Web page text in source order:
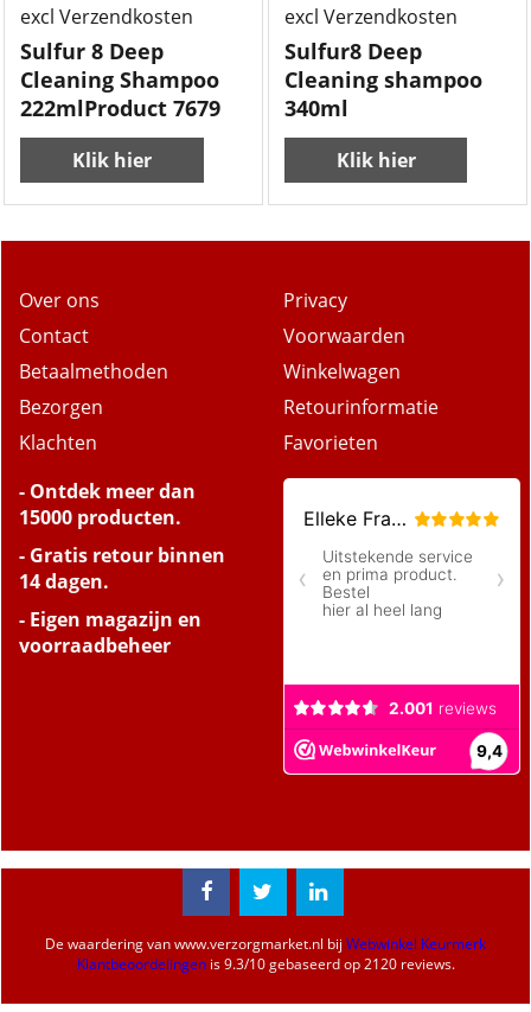
excl Verzendkosten
Sulfur 8 Deep
Cleaning Shampoo
222mlProduct 7679
Klik hier
excl Verzendkosten
Sulfur8 Deep
Cleaning shampoo
340ml
Klik hier
Over ons
Contact
Betaalmethoden
Bezorgen
Klachten
Privacy
Voorwaarden
Winkelwagen
Retourinformatie
Favorieten
- Ontdek meer dan
15000 producten.
- Gratis retour binnen
14 dagen.
- Eigen magazijn en
voorraadbeheer
De waardering vanwww.verzorgmarket.nl bij Webwinkel Keurmerk
Klantbeoordelingenis9.3/10gebaseerd op 2120 reviews.